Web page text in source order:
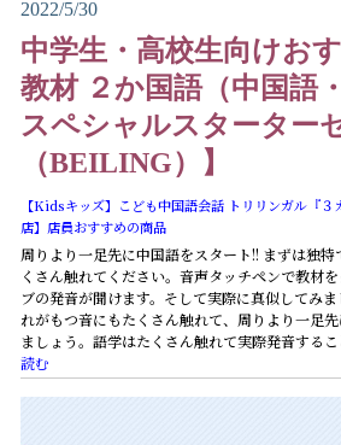
2022/5/30
中学生・高校生向けお
教材 ２か国語（中国語
スペシャルスターター
（BEILING）】
【Kidsキッズ】こども中国語会話 トリリンガル『３
店】店員おすすめの商品
周りより一足先に中国語をスタート!! まずは独
くさん触れてください。音声タッチペンで教材
ブの発音が聞けます。そして実際に真似してみ
れがもつ音にもたくさん触れて、周りより一足
ましょう。語学はたくさん触れて実際発音するこ
読む